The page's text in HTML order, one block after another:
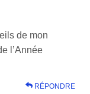
de mon
l’Année
RÉPONDRE